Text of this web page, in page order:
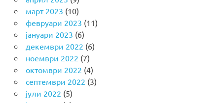
март 2023 (10)
февруари 2023 (11)
јануари 2023 (6)
декември 2022 (6)
ноември 2022 (7)
октомври 2022 (4)
септември 2022 (3)
јули 2022 (5)